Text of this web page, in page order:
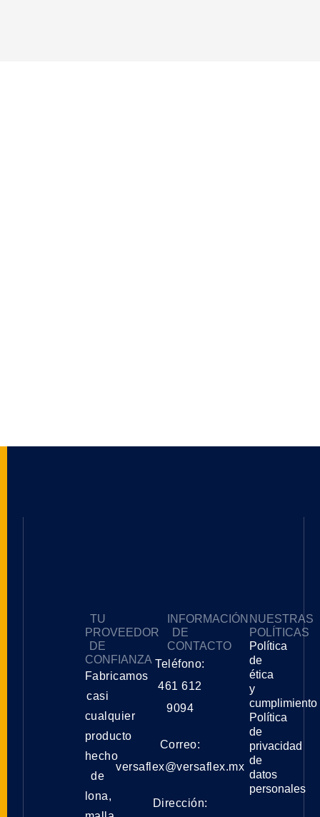
TU
PROVEEDOR
DE
CONFIANZA
Fabricamos
casi
cualquier
producto
hecho
de
lona,
INFORMACIÓN
DE
CONTACTO
Teléfono:
461 612
9094
Correo:
versaflex@versaflex.mx
Dirección:
NUESTRAS
POLÍTICAS
Política
de
ética
y
cumplimiento
Política
de
privacidad
de
datos
personales